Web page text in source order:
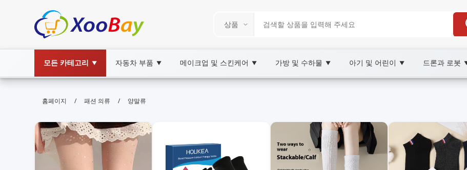
모든 카테고리 ▼ 자동차 부품 ▼ 메이크업 및 스킨케어 ▼ 가방 및 수하물 ▼ 아기 및 어린이 ▼ 드론과 로봇
양말류 | XOOBAY B2B/B2C Marketplace
양말류 전문 쇼핑몰에서 다양한 스타일의 편안한 양말을 합리적 가격으로 만나보세요. 빠른 배송과 품질 보장을 약속드립니다.
홈페이지 / 패션 의류 / 양말류